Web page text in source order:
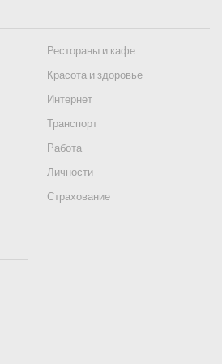
Рестораны и кафе
Красота и здоровье
Интернет
Транспорт
Работа
Личности
Страхование